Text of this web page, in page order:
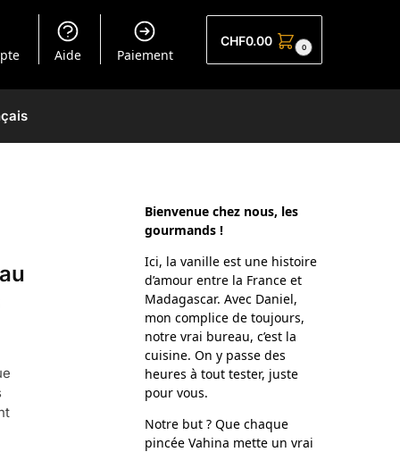
Aide Paiement
CHF0.00 0
Bienvenue chez nous, les
gourmands !
Ici, la vanille est une histoire
d’amour entre la France et
Madagascar. Avec Daniel,
mon complice de toujours,
notre vrai bureau, c’est la
cuisine. On y passe des
heures à tout tester, juste
pour vous.
Notre but ? Que chaque
pincée Vahina mette un vrai